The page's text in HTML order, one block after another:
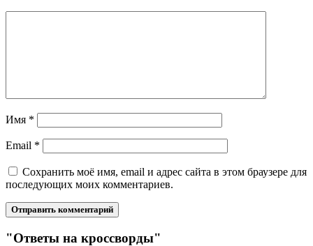
Имя *
Email *
Сохранить моё имя, email и адрес сайта в этом браузере для
последующих моих комментариев.
"Ответы на кроссворды"